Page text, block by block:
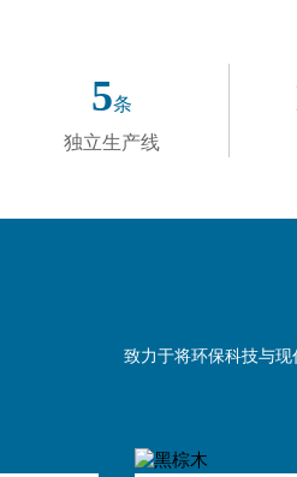
5条
独立生产线
致力于将环保科技与